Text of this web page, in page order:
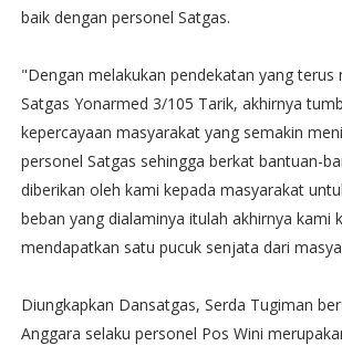
baik dengan personel Satgas.
"Dengan melakukan pendekatan yang terus
Satgas Yonarmed 3/105 Tarik, akhirnya
kepercayaan masyarakat yang semakin
personel Satgas sehingga berkat bantuan-
diberikan oleh kami kepada masyarakat
beban yang dialaminya itulah akhirnya kami
mendapatkan satu pucuk senjata dari
Diungkapkan Dansatgas, Serda Tugiman
Anggara selaku personel Pos Wini